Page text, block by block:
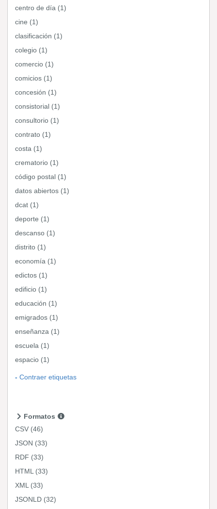
centro de día (1)
cine (1)
clasificación (1)
colegio (1)
comercio (1)
comicios (1)
concesión (1)
consistorial (1)
consultorio (1)
contrato (1)
costa (1)
crematorio (1)
código postal (1)
datos abiertos (1)
dcat (1)
deporte (1)
descanso (1)
distrito (1)
economía (1)
edictos (1)
edificio (1)
educación (1)
emigrados (1)
enseñanza (1)
escuela (1)
espacio (1)
Contraer etiquetas
Formatos
CSV (46)
JSON (33)
RDF (33)
HTML (33)
XML (33)
JSONLD (32)